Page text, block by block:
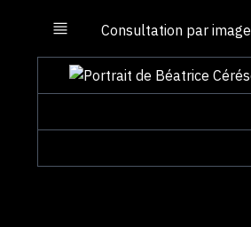
Consultation par image